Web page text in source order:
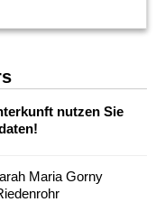
nutzen Sie
Maria Gorny